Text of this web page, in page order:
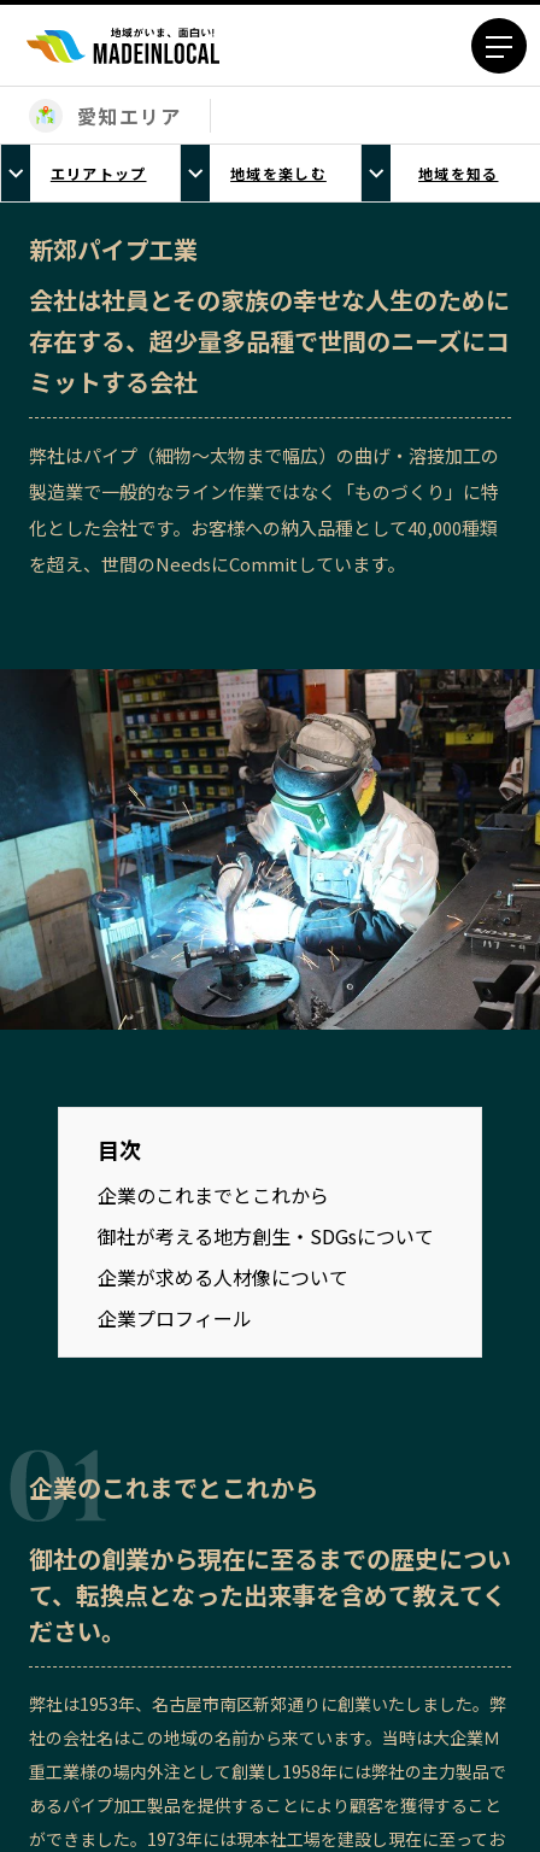
エリアから探す
北海道エリア
青森エリア
岩手エリア
福島エリア
茨城エリア
栃木エリア
群馬エリア
埼玉エリア
東京23区エリア
多摩エリア
神奈川エリア
新潟エリア
富山エリア
石川エリア
福井エリア
山梨エリア
長野エリア
岐阜エリア
京都エリア
大阪市エリア
北摂エリア
堺・泉州エリア
河内エリア
兵庫エリア
奈良エリア
和歌山エリア
鳥取エリア
島根エリア
岡山エリア
広島エリア
山口エリア
徳島エリア
香川エリア
愛媛エリア
高知エリア
福岡エリア
佐賀エリア
長崎エリア
カテゴリから探す
特集コンテンツ
地域を代表する 企業100選
プレスリリース
MILCプロジェクト
選出企業特別対談
地域豆知識
Sporkle
「人」から探す
お問い合わせ 会社概要
愛知エリア
エリアトップ 地域を楽しむ 地域を知る
新郊パイプ工業
会社は社員とその家族の幸せな人生のために
存在する、超少量多品種で世間のニーズにコ
ミットする会社
弊社はパイプ（細物～太物まで幅広）の曲げ・溶接加工の
製造業で一般的なライン作業ではなく「ものづくり」に特
化とした会社です。お客様への納入品種として40,000種類
を超え、世間のNeedsにCommitしています。
目次
企業のこれまでとこれから
御社が考える地方創生・SDGsについて
企業が求める人材像について
企業プロフィール
企業のこれまでとこれから
御社の創業から現在に至るまでの歴史につい
て、転換点となった出来事を含めて教えてく
ださい。
弊社は1953年、名古屋市南区新郊通りに創業いたしました。弊
社の会社名はこの地域の名前から来ています。当時は大企業Ｍ
重工業様の場内外注として創業し1958年には弊社の主力製品で
あるパイプ加工製品を提供することにより顧客を獲得すること
ができました。1973年には現本社工場を建設し現在に至ってお